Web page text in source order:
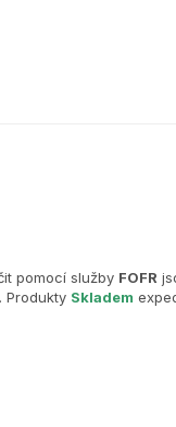
pomocí služby FOFR
Produkty Skladem